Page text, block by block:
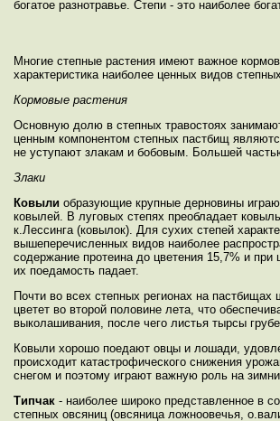
богатое разнотравье. Степи - это наиболее
Многие степные растения имеют важное
характеристика наиболее ценных видов
Кормовые растения
Основную долю в степных травостоях
ценным компонентом степных пастбищ
не уступают злакам и бобовым. Большей
Злаки
Ковыли образующие крупные дерновины
ковылей. В луговых степях преобладает
к.Лессинга (ковылок). Для сухих степей
вышеперечисленных видов наиболее
содержание протеина до цветения 15,7% и
их поедамость падает.
Почти во всех степных регионах на пастбищах
цветет во второй половине лета, что
выколашивания, после чего листья тырсы
Ковыли хорошо поедают овцы и лошади,
происходит катастрофического снижения
снегом и поэтому играют важную роль на
Типчак - наиболее широко представленное в
степных овсяниц (овсяница ложноовечья,